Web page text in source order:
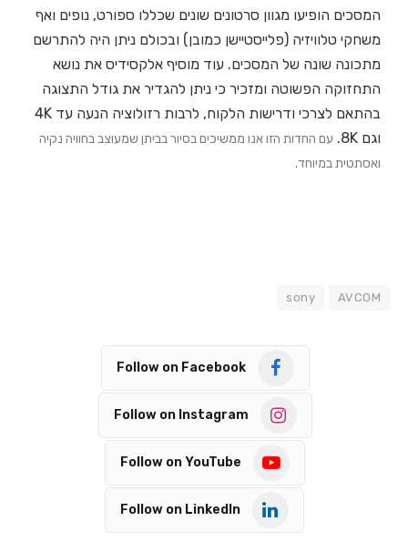
המסכים הופיעו מגוון סרטונים שונים שכללו ספורט, נופים ואף
משחקי טלוויזיה (פלייסטיישן כמובן) ובכולם ניתן היה להתרשם
מתכונה שונה של המסכים. עוד מוסיף אלקסידיס את נושא
התחזוקה הפשוטה ומזכיר כי ניתן להגדיר את גודל התצוגה
בהתאם לצרכי ודרישות הלקוח, לרבות רזולוציה הנעה עד 4K
וגם 8K.
עם החדות הזו אנו ממשיכים בסיור בביתן שמעוצב בחוויה נקיה
ואסתטית במיוחד.
AVCOM
sony
Follow on Facebook
Follow on Instagram
Follow on YouTube
Follow on LinkedIn